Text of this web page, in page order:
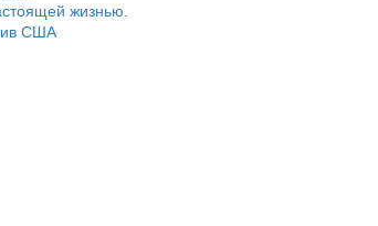
жизнью.
США